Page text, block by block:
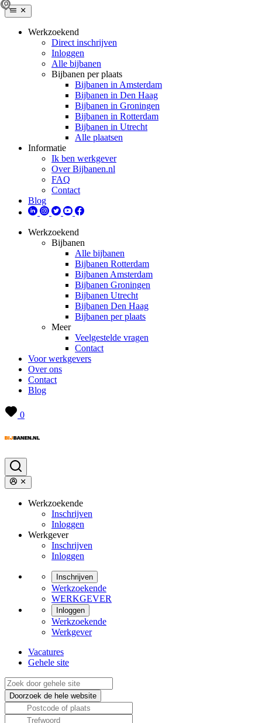
Werkzoekend
Direct inschrijven
Inloggen
Alle bijbanen
Bijbanen per plaats
Bijbanen in Amsterdam
Bijbanen in Den Haag
Bijbanen in Groningen
Bijbanen in Rotterdam
Bijbanen in Utrecht
Alle plaatsen
Informatie
Ik ben werkgever
Over Bijbanen.nl
FAQ
Contact
Blog
Werkzoekend
Bijbanen
Alle bijbanen
Bijbanen Rotterdam
Bijbanen Amsterdam
Bijbanen Groningen
Bijbanen Utrecht
Bijbanen Den Haag
Bijbanen per plaats
Meer
Veelgestelde vragen
Contact
Voor werkgevers
Over ons
Contact
Blog
0
Werkzoekende
Inschrijven
Inloggen
Werkgever
Inschrijven
Inloggen
Inschrijven
Werkzoekende
WERKGEVER
Inloggen
Werkzoekende
Werkgever
Vacatures
Gehele site